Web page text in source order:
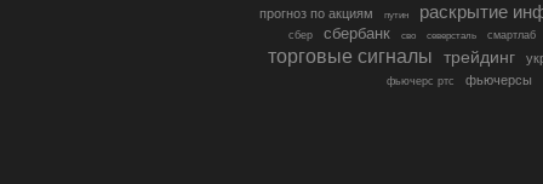
прогноз по акциям путин раскрытие
сбер сбербанк сво северсталь смартлаб
торговые сигналы трейдинг
фьючерс ртс фьючерсы